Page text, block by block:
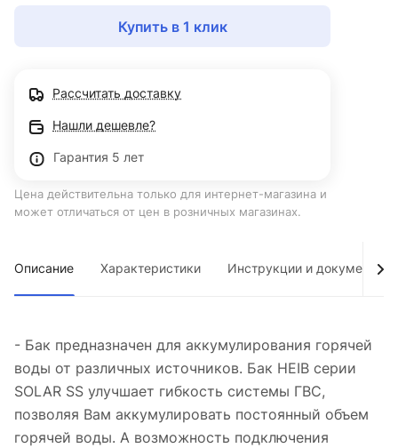
Купить в 1 клик
Рассчитать доставку
Нашли дешевле?
Гарантия 5 лет
Цена действительна только для интернет-магазина и
может отличаться от цен в розничных магазинах.
Описание Характеристики Инструкции и документы
- Бак предназначен для аккумулирования горячей
воды от различных источников. Бак HEIB серии
SOLAR SS улучшает гибкость системы ГВС,
позволяя Вам аккумулировать постоянный объем
горячей воды. А возможность подключения